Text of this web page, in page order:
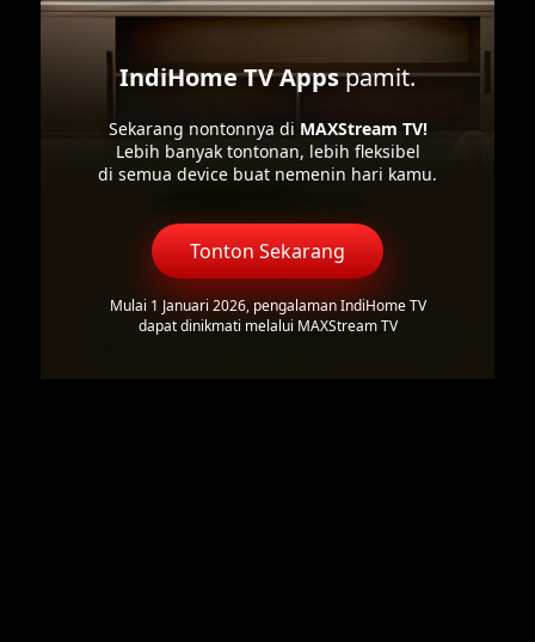
IndiHome TV Appspamit.
Sekarang nontonnya di MAXStream TV!
Lebih banyak tontonan, lebih fleksibel
di semua device buat nemenin hari kamu.
Tonton Sekarang
Mulai 1 Januari 2026, pengalaman IndiHome TV
dapat dinikmati melalui MAXStream TV